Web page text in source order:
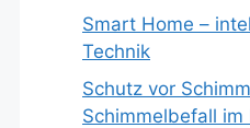
Smart Home –
Technik
Schutz vor
Schimmelbefall im